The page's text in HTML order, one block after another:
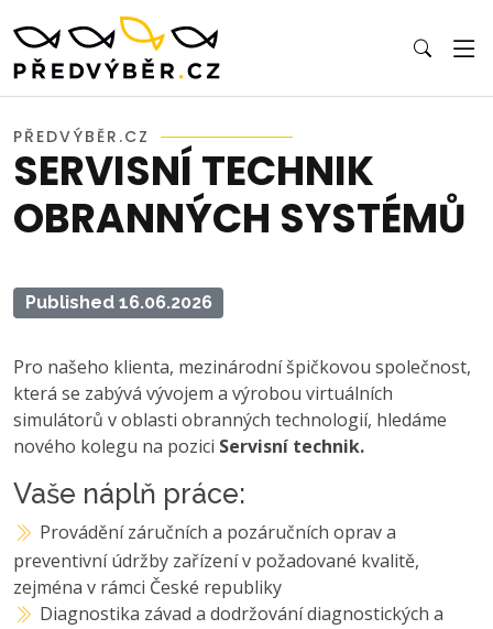
PŘEDVÝBĚR.CZ
SERVISNÍ TECHNIK
OBRANNÝCH SYSTÉMŮ
Published 16.06.2026
Pro našeho klienta, mezinárodní špičkovou společnost,
která se zabývá vývojem a výrobou virtuálních
simulátorů v oblasti obranných technologií, hledáme
nového kolegu na pozici Servisní technik.
Vaše náplň práce:
Provádění záručních a pozáručních oprav a
preventivní údržby zařízení v požadované kvalitě,
zejména v rámci České republiky
Diagnostika závad a dodržování diagnostických a